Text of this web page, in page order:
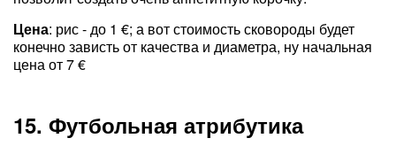
Цена: рис - до 1 €; а вот стоимость сковороды будет
конечно зависть от качества и диаметра, ну начальная
цена от 7 €
15. Футбольная атрибутика